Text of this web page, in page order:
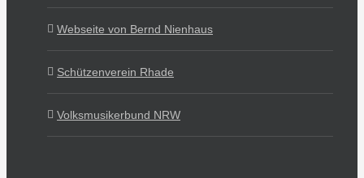
Webseite von Bernd Nienhaus
Schützenverein Rhade
Volksmusikerbund NRW